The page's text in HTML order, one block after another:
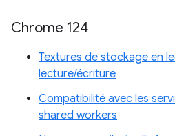
Chrome 124
Textures de stockage en
lecture/écriture
Compatibilité avec les
shared workers